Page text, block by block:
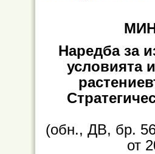
Наредба за
условията
(обн., ДВ, бр.
от